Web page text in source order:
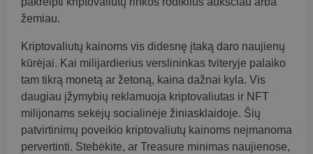
žemiau.
Kriptovaliutų kainoms vis didesnę įtaką daro naujienų
kūrėjai. Kai milijardierius verslininkas tviteryje palaiko
tam tikrą monetą ar žetoną, kaina dažnai kyla. Vis
daugiau įžymybių reklamuoja kriptovaliutas ir NFT
milijonams sekėjų socialinėje žiniasklaidoje. Šių
patvirtinimų poveikio kriptovaliutų kainoms neįmanoma
pervertinti. Stebėkite, ar Treasure minimas naujienose,